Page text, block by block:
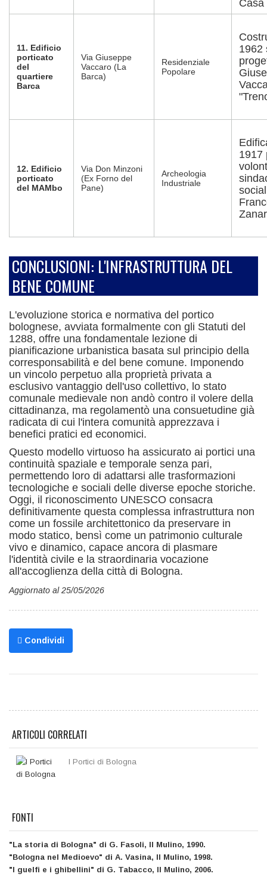
Casa
11. Edificio
porticato
del
quartiere
Barca
Via Giuseppe
Vaccaro (La
Barca)
Residenziale
Popolare
1962
12. Edificio
porticato
del MAMbo
Via Don Minzoni
(Ex Forno del
Pane)
Archeologia
Industriale
1917
CONCLUSIONI: L'INFRASTRUTTURA DEL
BENE COMUNE
L'evoluzione storica e normativa del portico
bolognese, avviata formalmente con gli Statuti del
1288, offre una fondamentale lezione di
pianificazione urbanistica basata sul principio della
corresponsabilità e del bene comune. Imponendo
un vincolo perpetuo alla proprietà privata a
esclusivo vantaggio dell'uso collettivo, lo stato
comunale medievale non andò contro il volere della
cittadinanza, ma regolamentò una consuetudine già
radicata di cui l'intera comunità apprezzava i
benefici pratici ed economici.
Questo modello virtuoso ha assicurato ai portici una
continuità spaziale e temporale senza pari,
permettendo loro di adattarsi alle trasformazioni
tecnologiche e sociali delle diverse epoche storiche.
Oggi, il riconoscimento UNESCO consacra
definitivamente questa complessa infrastruttura non
come un fossile architettonico da preservare in
modo statico, bensì come un patrimonio culturale
vivo e dinamico, capace ancora di plasmare
l'identità civile e la straordinaria vocazione
all'accoglienza della città di Bologna.
Aggiornato al 25/05/2026
Condividi
ARTICOLI CORRELATI
I Portici di Bologna
FONTI
"La storia di Bologna" di G. Fasoli, Il Mulino, 1990.
"Bologna nel Medioevo" di A. Vasina, Il Mulino, 1998.
"I guelfi e i ghibellini" di G. Tabacco, Il Mulino, 2006.